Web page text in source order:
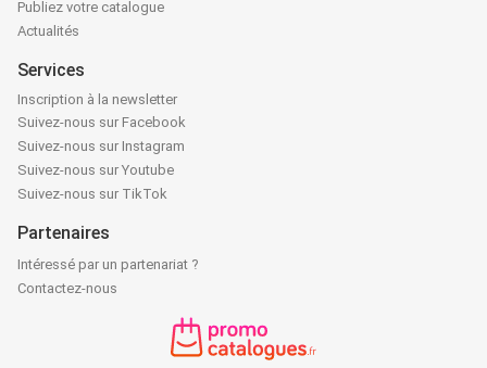
Publiez votre catalogue
Actualités
Services
Inscription à la newsletter
Suivez-nous sur Facebook
Suivez-nous sur Instagram
Suivez-nous sur Youtube
Suivez-nous sur TikTok
Partenaires
Intéressé par un partenariat ?
Contactez-nous